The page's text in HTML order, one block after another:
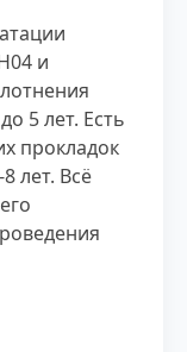
и
5 лет. Есть
прокладок
лет. Всё